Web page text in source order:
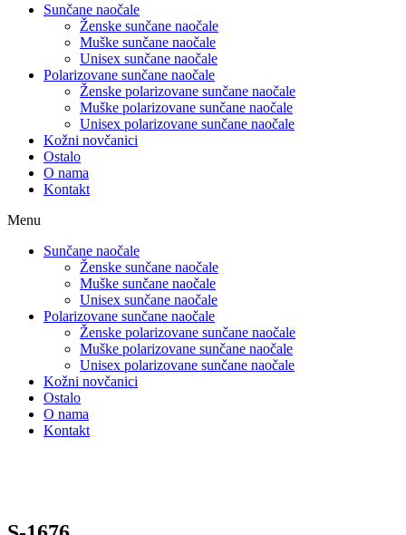
Sunčane naočale
Ženske sunčane naočale
Muške sunčane naočale
Unisex sunčane naočale
Polarizovane sunčane naočale
Ženske polarizovane sunčane naočale
Muške polarizovane sunčane naočale
Unisex polarizovane sunčane naočale
Kožni novčanici
Ostalo
O nama
Kontakt
Menu
Sunčane naočale
Ženske sunčane naočale
Muške sunčane naočale
Unisex sunčane naočale
Polarizovane sunčane naočale
Ženske polarizovane sunčane naočale
Muške polarizovane sunčane naočale
Unisex polarizovane sunčane naočale
Kožni novčanici
Ostalo
O nama
Kontakt